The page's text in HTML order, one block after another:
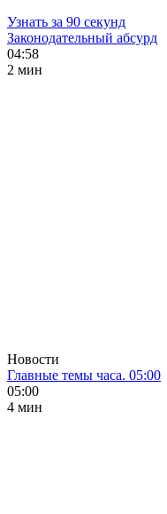
Узнать за 90 секунд
Законодательный абсурд
04:58
2 мин
Новости
Главные темы часа. 05:00
05:00
4 мин